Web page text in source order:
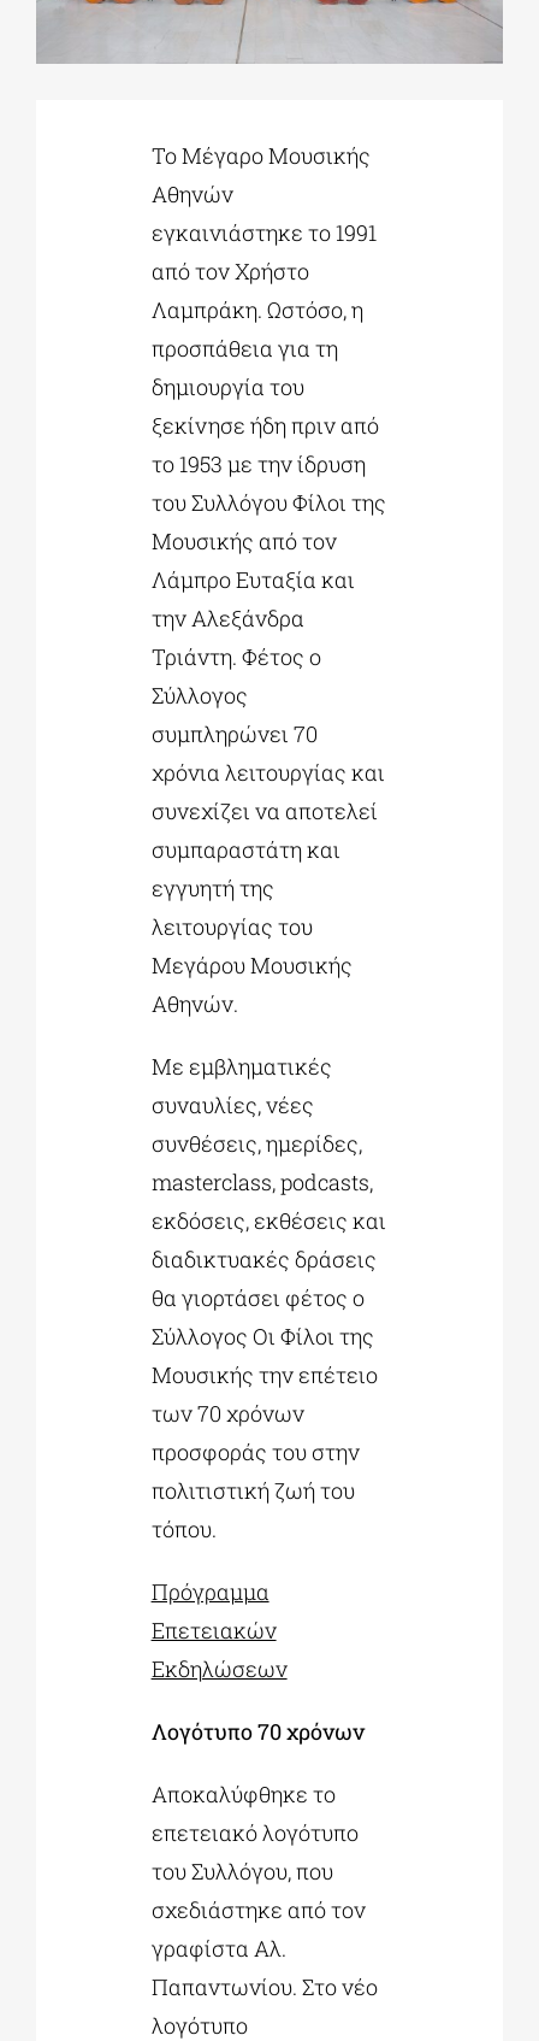
ΕΚΠΑΙΔΕΥΤΙΚΑ ΙΔΡΥΜΑΤΑ
ΠΟΛΙΤΙΣΤΙΚΟΙ ΦΟΡΕΙΣ
Το Μέγαρο Μουσικής
Αθηνών
εγκαινιάστηκε το 1991
από τον Χρήστο
Λαμπράκη. Ωστόσο, η
προσπάθεια για τη
δημιουργία του
ξεκίνησε ήδη πριν από
το 1953 με την ίδρυση
του Συλλόγου Φίλοι της
Μουσικής από τον
Λάμπρο Ευταξία και
την Αλεξάνδρα
Τριάντη. Φέτος ο
Σύλλογος
συμπληρώνει 70
χρόνια λειτουργίας και
συνεχίζει να αποτελεί
συμπαραστάτη και
εγγυητή της
λειτουργίας του
Μεγάρου Μουσικής
Αθηνών.
Με εμβληματικές
συναυλίες, νέες
συνθέσεις, ημερίδες,
masterclass, podcasts,
εκδόσεις, εκθέσεις και
διαδικτυακές δράσεις
θα γιορτάσει φέτος ο
Σύλλογος Οι Φίλοι της
Μουσικής την επέτειο
των 70 χρόνων
προσφοράς του στην
πολιτιστική ζωή του
τόπου.
Πρόγραμμα
Επετειακών
Εκδηλώσεων
Λογότυπο 70 χρόνων
Αποκαλύφθηκε το
επετειακό λογότυπο
του Συλλόγου, που
σχεδιάστηκε από τον
γραφίστα Αλ.
Παπαντωνίου. Στο νέο
λογότυπο